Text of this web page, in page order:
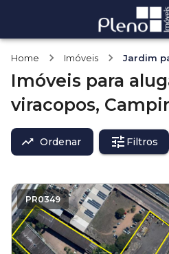
Home Imóveis Jardim
Imóveis para
viracopos,
Ordenar Filtros
PR0349